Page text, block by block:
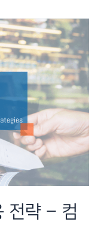
전략 – 컴